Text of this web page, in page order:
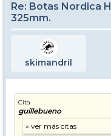
Re: Botas Nordica
325mm.
skimandril
Cita
guillebueno